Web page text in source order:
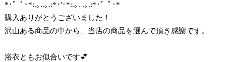
*･゜ﾟ･*:.｡..｡.:*･'･*:.｡. .｡.:*･゜ﾟ･*
購入ありがとうございました！
沢山ある商品の中から、当店の商品を選んで頂き感謝です。
浴衣ともお似合いです💕